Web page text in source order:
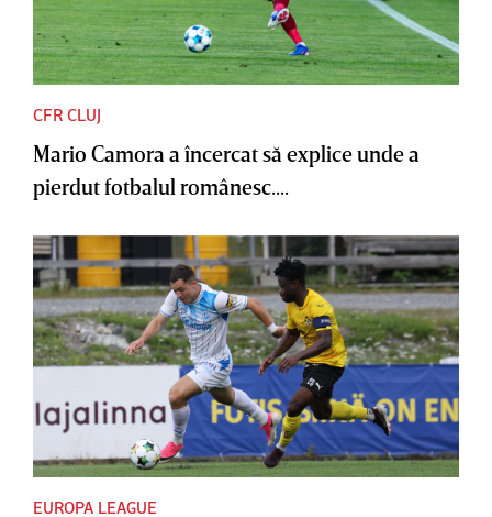
CFR CLUJ
Mario Camora a încercat să explice unde a
pierdut fotbalul românesc....
EUROPA LEAGUE